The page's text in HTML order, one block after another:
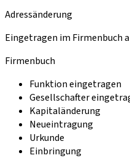
Adressänderung
Eingetragen im Firmenbuch
Firmenbuch
Funktion eingetragen
Gesellschafter
Kapitaländerung
Neueintragung
Urkunde
Einbringung